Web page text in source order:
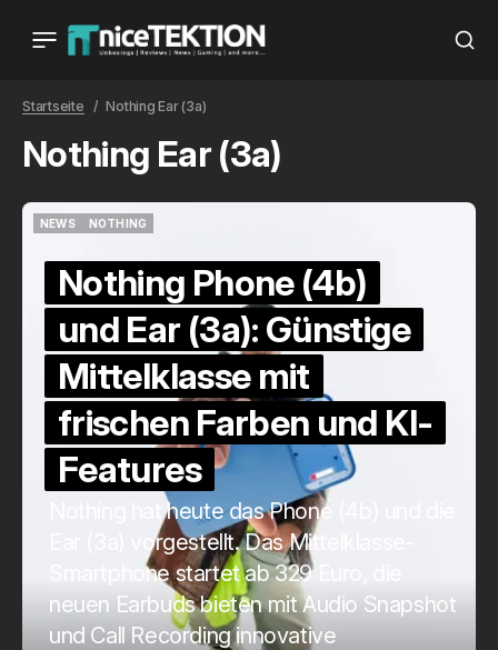
Startseite Nothing Ear (3a)
Nothing Ear (3a)
NEWS
NOTHING
Nothing Phone (4b)
und Ear (3a): Günstige
Mittelklasse mit
frischen Farben und KI-
Features
Nothing hat heute das Phone (4b) und die
Ear (3a) vorgestellt. Das Mittelklasse-
Smartphone startet ab 329 Euro, die
neuen Earbuds bieten mit Audio Snapshot
und Call Recording innovative